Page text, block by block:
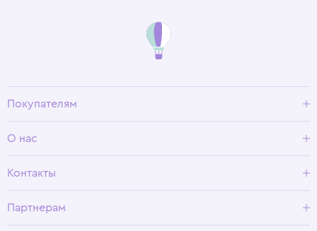
Покупателям
Условия возврата
О нас
Программа лояльности
Контакты
Партнерам